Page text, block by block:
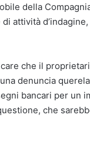
della
attività
che il
denuncia
bancari per un
che